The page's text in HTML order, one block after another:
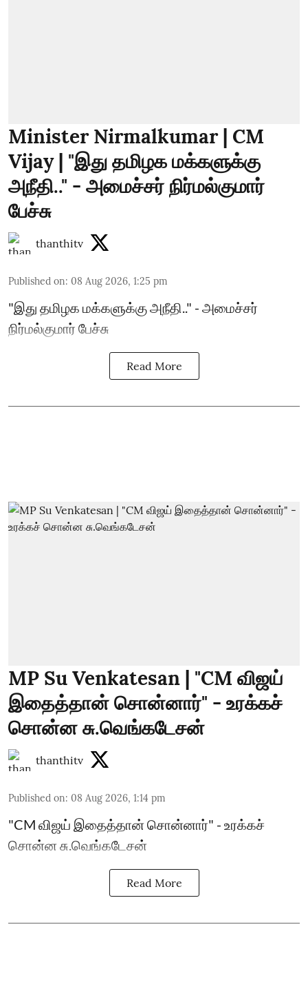
Minister Nirmalkumar | CM
Vijay | "இது தமிழக மக்களுக்கு
அநீதி.." - அமைச்சர் நிர்மல்குமார்
பேச்சு
thanthitv
Published on: 08 Aug 2026, 1:25 pm
"இது தமிழக மக்களுக்கு அநீதி.." - அமைச்சர்
நிர்மல்குமார் பேச்சு
Read More
MP Su Venkatesan | "CM விஜய்
இதைத்தான் சொன்னார்" - உரக்கச்
சொன்ன சு.வெங்கடேசன்
thanthitv
Published on: 08 Aug 2026, 1:14 pm
"CM விஜய் இதைத்தான் சொன்னார்" - உரக்கச்
சொன்ன சு.வெங்கடேசன்
Read More